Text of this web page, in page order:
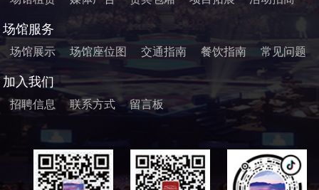
场馆服务
场馆展示 场馆座位图 交通指南 餐饮指南 常见问题
加入我们
招聘信息 联系方式 留言板